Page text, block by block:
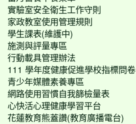
實驗室安全衛生工作守則
家政教室使用管理規則
學生課表(維護中)
施測與評量專區
行動載具管理辦法
111 學年度健康促進學校指標問卷
青少年媒體素養專區
網路使用習慣自我篩檢量表
心快活心理健康學習平台
花蓮教育熊蓋讚(教育廣播電台)